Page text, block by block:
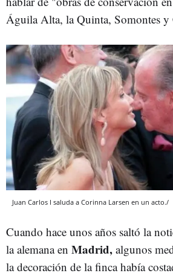
Águila Alta, la Quinta, Somontes y
Juan Carlos I saluda a Corinna Larsen en un acto./
Cuando hace unos años saltó la
la alemana en Madrid, algunos
la decoración de la finca había